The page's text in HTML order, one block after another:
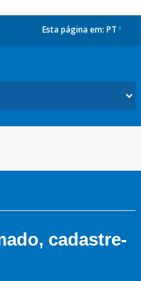
Esta página em: PT
cadastre-